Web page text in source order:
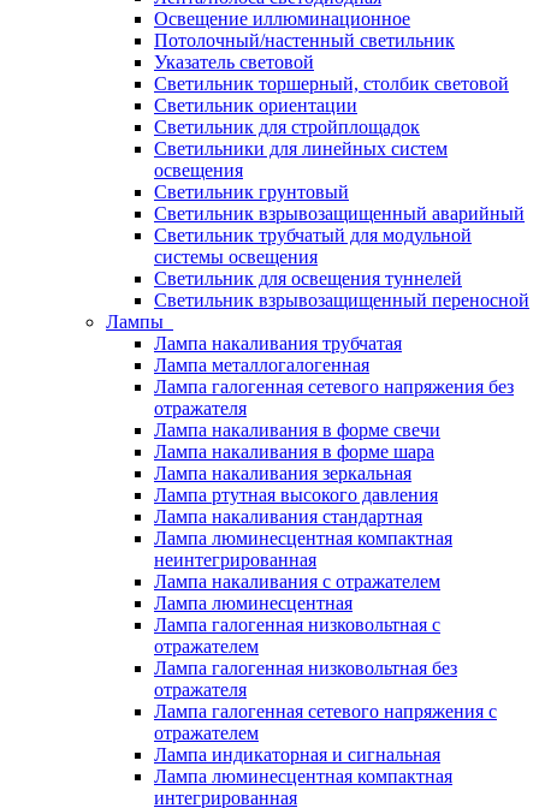
Освещение иллюминационное
Потолочный/настенный светильник
Указатель световой
Светильник торшерный, столбик световой
Светильник ориентации
Светильник для стройплощадок
Светильники для линейных систем
освещения
Светильник грунтовый
Светильник взрывозащищенный аварийный
Светильник трубчатый для модульной
системы освещения
Светильник для освещения туннелей
Светильник взрывозащищенный переносной
Лампы
Лампа накаливания трубчатая
Лампа металлогалогенная
Лампа галогенная сетевого напряжения без
отражателя
Лампа накаливания в форме свечи
Лампа накаливания в форме шара
Лампа накаливания зеркальная
Лампа ртутная высокого давления
Лампа накаливания стандартная
Лампа люминесцентная компактная
неинтегрированная
Лампа накаливания с отражателем
Лампа люминесцентная
Лампа галогенная низковольтная с
отражателем
Лампа галогенная низковольтная без
отражателя
Лампа галогенная сетевого напряжения с
отражателем
Лампа индикаторная и сигнальная
Лампа люминесцентная компактная
интегрированная